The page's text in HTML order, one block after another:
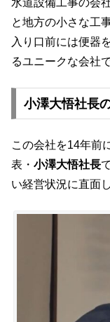
水道設備工事の会
と地方の小さな工
入り口前には便器
るユニークな会社で
小澤大悟社長
この会社を14年前
表・ 小澤大悟社長
い経営状況に直面